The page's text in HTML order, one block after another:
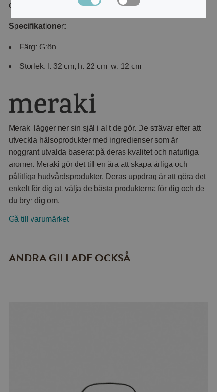
certifierad bomull. Passar perfekt för resor.
Specifikationer:
Färg: Grön
Storlek: l: 32 cm, h: 22 cm, w: 12 cm
Meraki lägger ner sin själ i allt de gör. De strävar efter att
utveckla hälsoprodukter med ingredienser som är
noggrant utvalda baserat på deras kvalitet och naturliga
aromer. Meraki gör det till en ära att skapa ärliga och
pålitliga hudvårdsprodukter. Deras uppdrag är att göra det
enkelt för dig att välja de bästa produkterna för dig och de
du bryr dig om.
Gå till varumärket
ANDRA GILLADE OCKSÅ